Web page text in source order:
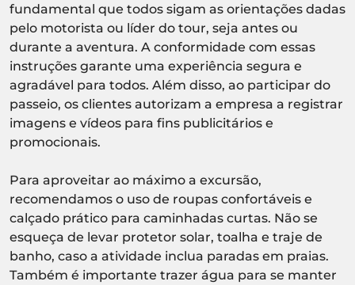
fundamental que todos sigam as orientações dadas
pelo motorista ou líder do tour, seja antes ou
durante a aventura. A conformidade com essas
instruções garante uma experiência segura e
agradável para todos. Além disso, ao participar do
passeio, os clientes autorizam a empresa a registrar
imagens e vídeos para fins publicitários e
promocionais.
Para aproveitar ao máximo a excursão,
recomendamos o uso de roupas confortáveis e
calçado prático para caminhadas curtas. Não se
esqueça de levar protetor solar, toalha e traje de
banho, caso a atividade inclua paradas em praias.
Também é importante trazer água para se manter